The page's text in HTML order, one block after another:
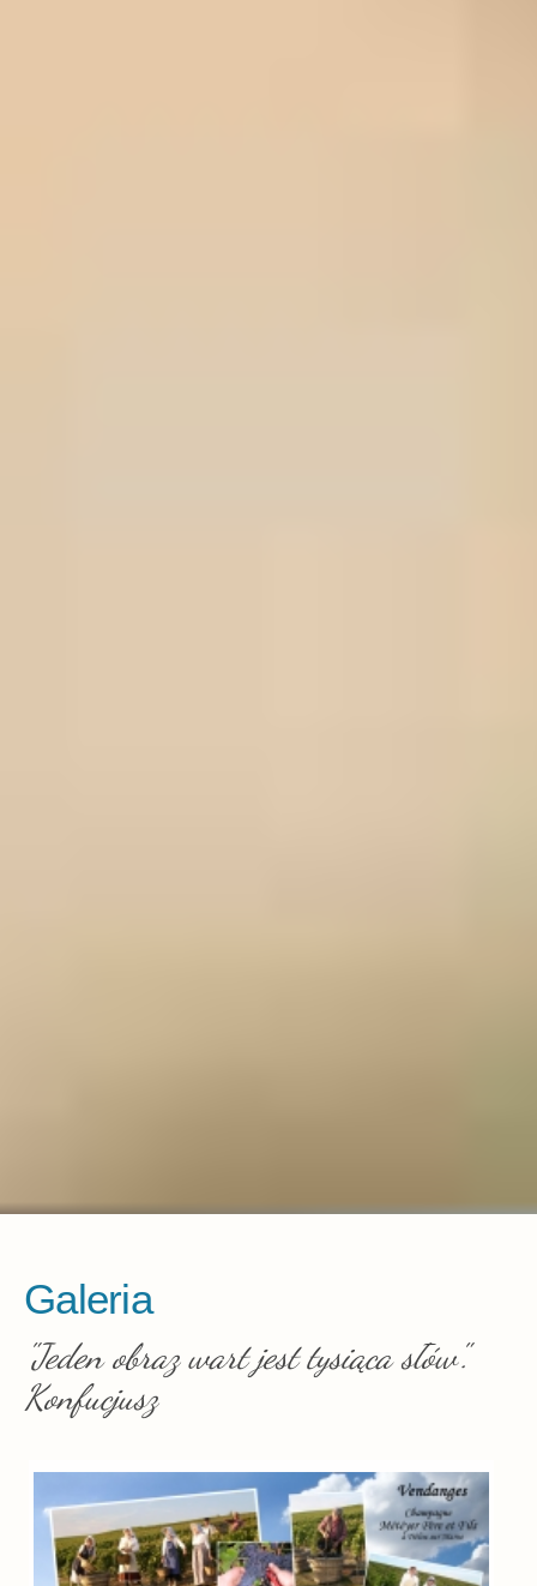
Galeria
"Jeden obraz wart jest tysiąca słów".
Konfucjusz